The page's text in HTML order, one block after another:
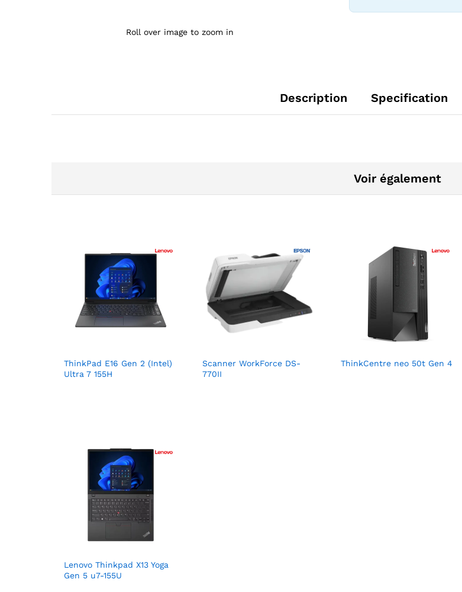
Roll over image to zoom in
Description Specification
Voir également
ThinkPad E16 Gen 2 (Intel)
Ultra 7 155H
Scanner WorkForce DS-
770II
ThinkCentre neo 50t Gen 4
Lenovo Thinkpad X13 Yoga
Gen 5 u7-155U